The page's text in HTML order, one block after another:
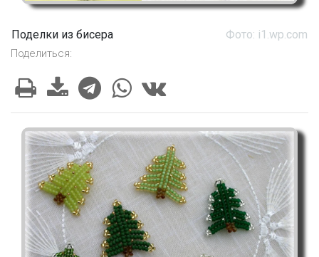
Поделки из бисера Фото: i1.wp.com
Поделиться: